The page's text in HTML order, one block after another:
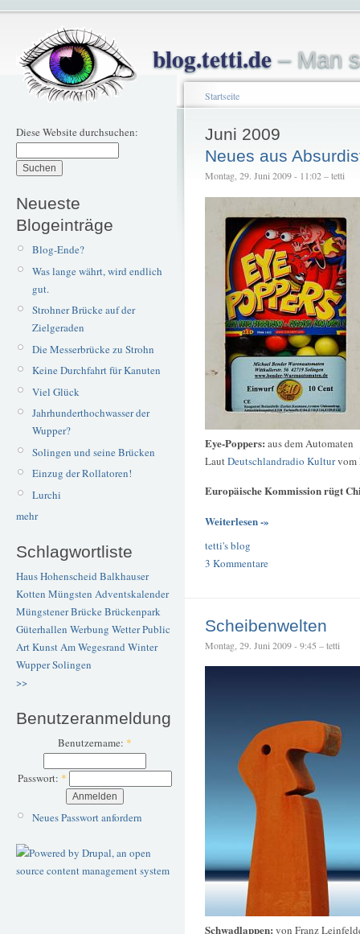
blog.tetti.de– Man
Diese Website durchsuchen:
Neueste
Blogeinträge
Blog-Ende?
Was lange währt, wird endlich
gut.
Strohner Brücke auf der
Zielgeraden
Die Messerbrücke zu Strohn
Keine Durchfahrt für Kanuten
Viel Glück
Jahrhunderthochwasser der
Wupper?
Solingen und seine Brücken
Einzug der Rollatoren!
Lurchi
mehr
Schlagwortliste
Haus Hohenscheid Balkhauser
Kotten Müngsten Adventskalender
Müngstener BrückeBrückenpark
Güterhallen Werbung WetterPublic
ArtKunstAm Wegesrand Winter
WupperSolingen
>>
Benutzeranmeldung
Benutzername: *
Passwort: *
Neues Passwort anfordern
Startseite
Juni 2009
Neues aus
Montag, 29. Juni 2009 - 11:02 – tetti
Eye-Poppers: aus dem Automaten
LautDeutschlandradio Kulturvom
Europäische Kommission rügt
Weiterlesen -»
tetti's blog
3 Kommentare
Scheibenwelten
Montag, 29. Juni 2009 - 9:45 – tetti
Schwadlappen: von Franz